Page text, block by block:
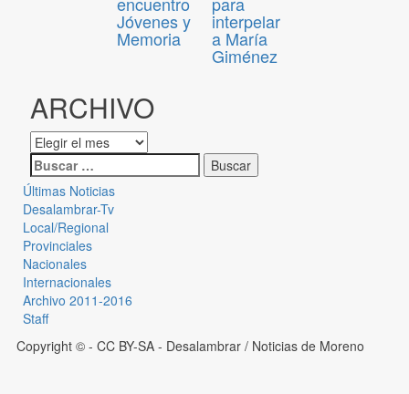
Jóvenes y
Memoria
interpelar
a María
Giménez
ARCHIVO
Últimas Noticias
Desalambrar-Tv
Local/Regional
Provinciales
Nacionales
Internacionales
Archivo 2011-2016
Staff
Copyright © - CC BY-SA - Desalambrar / Noticias de Moreno